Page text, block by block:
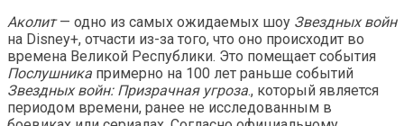
Аколит— одно из самых ожидаемых шоу Звездных войн
на Disney+, отчасти из-за того, что оно происходит во
времена Великой Республики. Это помещает события
Послушника примерно на 100 лет раньше событий
Звездных войн: Призрачная угроза., который является
периодом времени, ранее не исследованным в